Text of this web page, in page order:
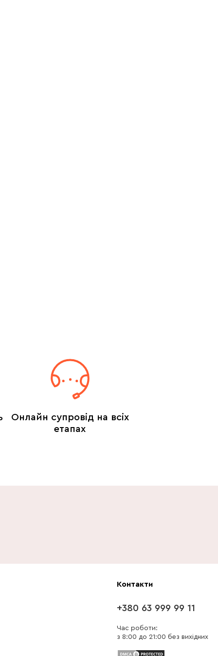
Онлайн супровід на всіх
етапах
Контакти
+380 63 999 99 11
Час роботи:
з 8:00 до 21:00 без вихідних